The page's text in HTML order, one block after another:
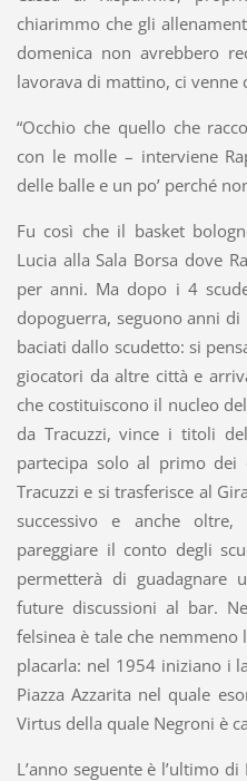
chiarimmo che gli
domenica non avrebbero
lavorava di mattino, ci venne
“Occhio che quello che
con le molle – interviene
delle balle e un po’ perché
Fu così che il basket
Lucia alla Sala Borsa dove
per anni. Ma dopo i 4
dopoguerra, seguono anni
baciati dallo scudetto: si
giocatori da altre città e
che costituiscono il nucleo
da Tracuzzi, vince i titoli del
partecipa solo al primo dei
Tracuzzi e si trasferisce al
successivo e anche
pareggiare il conto degli
permetterà di guadagnare
future discussioni al bar.
felsinea è tale che nemmeno
placarla: nel 1954 iniziano i
Piazza Azzarita nel quale
Virtus della quale Negroni è
L’anno seguente è l’ultimo